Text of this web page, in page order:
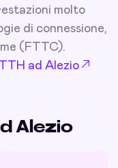
molto
di connessione,
(FTTC).
ad Alezio
Alezio